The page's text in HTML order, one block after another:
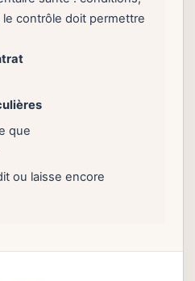
contrôle doit permettre
que
ou laisse encore